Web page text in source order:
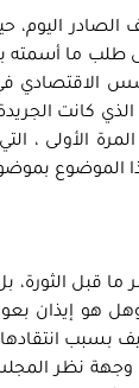
اليوم،
طلب ما أسمته
كانت
الأولى
الموضوع
قبل الثورة،
هو إيذان
انتقادها
وجهة نظر